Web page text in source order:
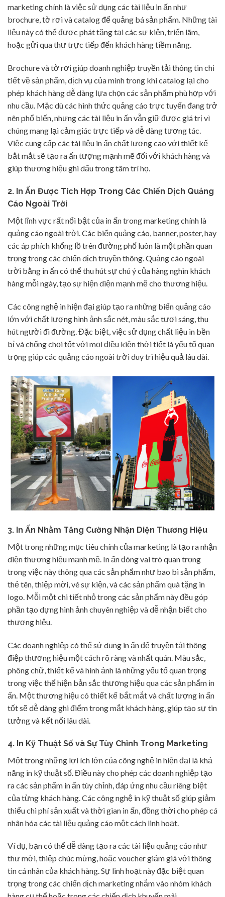
marketing chính là việc sử dụng các tài liệu in ấn như
brochure, tờ rơi và catalog để quảng bá sản phẩm. Những tài
liệu này có thể được phát tặng tại các sự kiện, triển lãm,
hoặc gửi qua thư trực tiếp đến khách hàng tiềm năng.
Brochure và tờ rơi giúp doanh nghiệp truyền tải thông tin chi
tiết về sản phẩm, dịch vụ của mình trong khi catalog lại cho
phép khách hàng dễ dàng lựa chọn các sản phẩm phù hợp với
nhu cầu. Mặc dù các hình thức quảng cáo trực tuyến đang trở
nên phổ biến, nhưng các tài liệu in ấn vẫn giữ được giá trị vì
chúng mang lại cảm giác trực tiếp và dễ dàng tương tác.
Việc cung cấp các tài liệu in ấn chất lượng cao với thiết kế
bắt mắt sẽ tạo ra ấn tượng mạnh mẽ đối với khách hàng và
giúp thương hiệu ghi dấu trong tâm trí họ.
2. In Ấn Được Tích Hợp Trong Các Chiến Dịch Quảng
Cáo Ngoài Trời
Một lĩnh vực rất nổi bật của in ấn trong marketing chính là
quảng cáo ngoài trời. Các biển quảng cáo, banner, poster, hay
các áp phích khổng lồ trên đường phố luôn là một phần quan
trọng trong các chiến dịch truyền thông. Quảng cáo ngoài
trời bằng in ấn có thể thu hút sự chú ý của hàng nghìn khách
hàng mỗi ngày, tạo sự hiện diện mạnh mẽ cho thương hiệu.
Các công nghệ in hiện đại giúp tạo ra những biển quảng cáo
lớn với chất lượng hình ảnh sắc nét, màu sắc tươi sáng, thu
hút người đi đường. Đặc biệt, việc sử dụng chất liệu in bền
bỉ và chống chọi tốt với mọi điều kiện thời tiết là yếu tố quan
trọng giúp các quảng cáo ngoài trời duy trì hiệu quả lâu dài.
3. In Ấn Nhằm Tăng Cường Nhận Diện Thương Hiệu
Một trong những mục tiêu chính của marketing là tạo ra nhận
diện thương hiệu mạnh mẽ. In ấn đóng vai trò quan trọng
trong việc này thông qua các sản phẩm như bao bì sản phẩm,
thẻ tên, thiệp mời, vé sự kiện, và các sản phẩm quà tặng in
logo. Mỗi một chi tiết nhỏ trong các sản phẩm này đều góp
phần tạo dựng hình ảnh chuyên nghiệp và dễ nhận biết cho
thương hiệu.
Các doanh nghiệp có thể sử dụng in ấn để truyền tải thông
điệp thương hiệu một cách rõ ràng và nhất quán. Màu sắc,
phông chữ, thiết kế và hình ảnh là những yếu tố quan trọng
trong việc thể hiện bản sắc thương hiệu qua các sản phẩm in
ấn. Một thương hiệu có thiết kế bắt mắt và chất lượng in ấn
tốt sẽ dễ dàng ghi điểm trong mắt khách hàng, giúp tạo sự tin
tưởng và kết nối lâu dài.
4. In Kỹ Thuật Số và Sự Tùy Chỉnh Trong Marketing
Một trong những lợi ích lớn của công nghệ in hiện đại là khả
năng in kỹ thuật số. Điều này cho phép các doanh nghiệp tạo
ra các sản phẩm in ấn tùy chỉnh, đáp ứng nhu cầu riêng biệt
của từng khách hàng. Các công nghệ in kỹ thuật số giúp giảm
thiểu chi phí sản xuất và thời gian in ấn, đồng thời cho phép cá
nhân hóa các tài liệu quảng cáo một cách linh hoạt.
Ví dụ, bạn có thể dễ dàng tạo ra các tài liệu quảng cáo như
thư mời, thiệp chúc mừng, hoặc voucher giảm giá với thông
tin cá nhân của khách hàng. Sự linh hoạt này đặc biệt quan
trọng trong các chiến dịch marketing nhắm vào nhóm khách